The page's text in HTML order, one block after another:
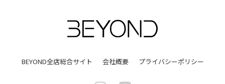
BEYOND全店総合サイト 会社概要 プライバシーポリシー